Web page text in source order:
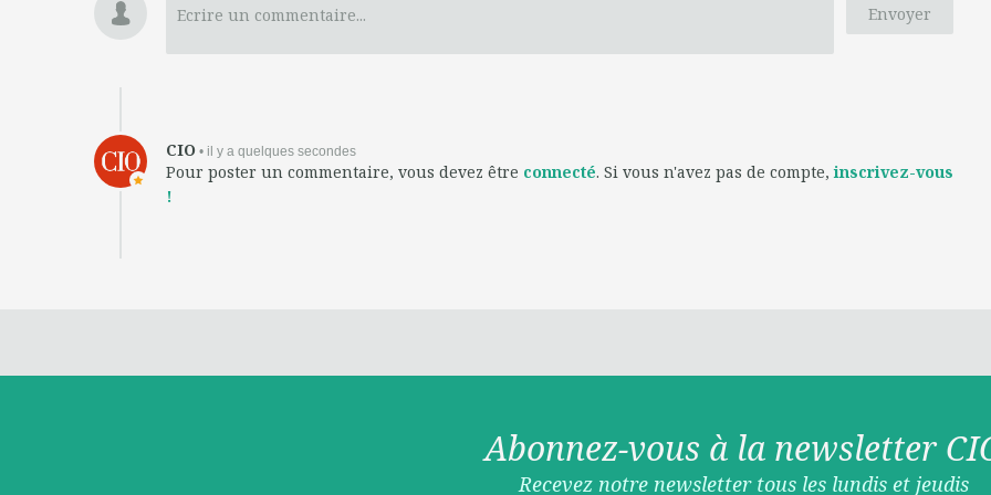
Envoyer
Ecrire un commentaire...
CIO • il y a quelques secondes
Pour poster un commentaire, vous devez être connecté. Si vous n'avez pas de compte,inscrivez-vous
!
Abonnez-vous à la newsletter
Recevez notre newsletter tous les lundis et jeudis